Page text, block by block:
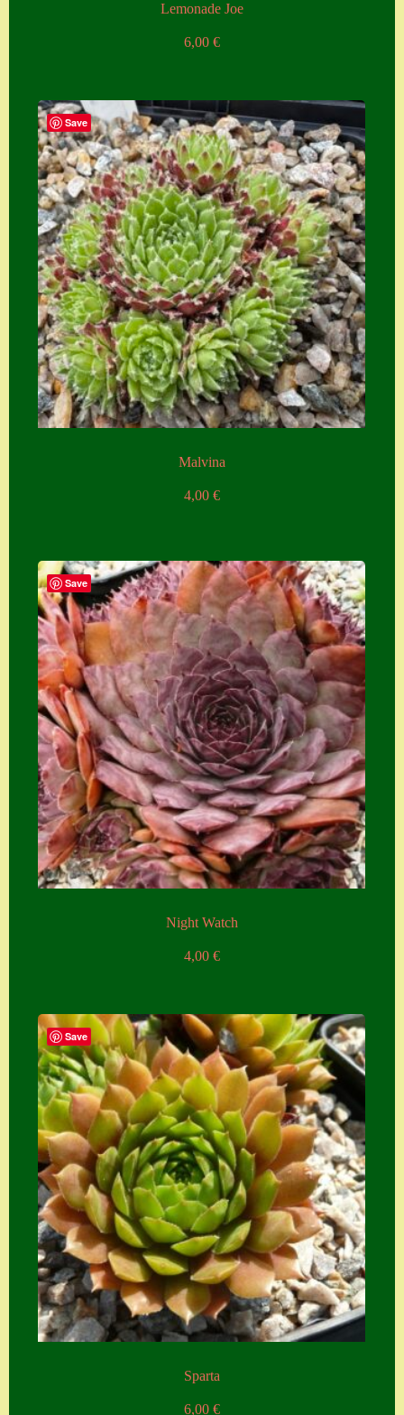
Lemonade Joe
6,00 €
Save
Malvina
4,00 €
Save
Night Watch
4,00 €
Save
Sparta
6,00 €